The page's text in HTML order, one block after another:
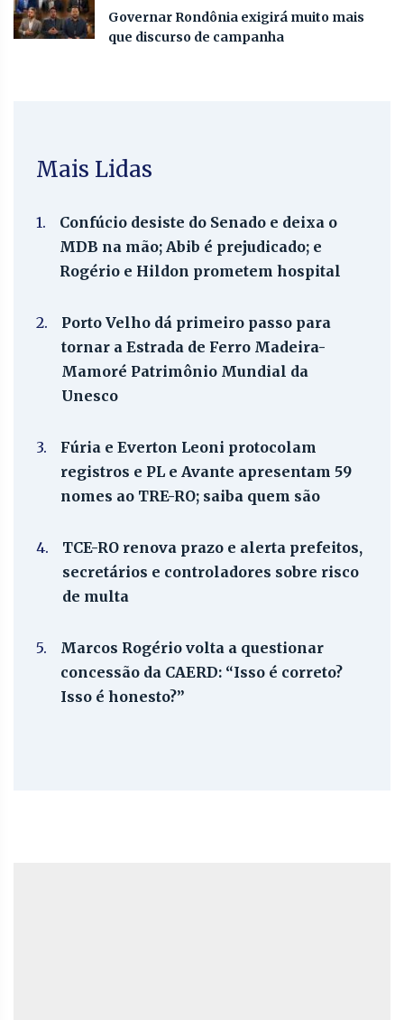
Governar Rondônia exigirá muito mais
que discurso de campanha
Mais Lidas
1.
Confúcio desiste do Senado e deixa o
MDB na mão; Abib é prejudicado; e
Rogério e Hildon prometem hospital
2.
Porto Velho dá primeiro passo para
tornar a Estrada de Ferro Madeira-
Mamoré Patrimônio Mundial da
Unesco
3.
Fúria e Everton Leoni protocolam
registros e PL e Avante apresentam 59
nomes ao TRE-RO; saiba quem são
4.
TCE-RO renova prazo e alerta prefeitos,
secretários e controladores sobre risco
de multa
5.
Marcos Rogério volta a questionar
concessão da CAERD: “Isso é correto?
Isso é honesto?”